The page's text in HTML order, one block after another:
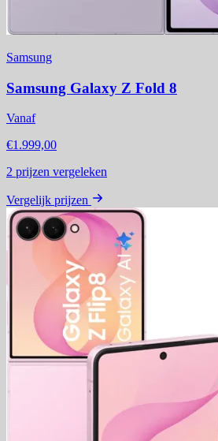
Samsung
Samsung Galaxy Z Fold 8
Vanaf
€1.999,00
2 prijzen vergeleken
Vergelijk prijzen